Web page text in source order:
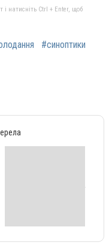
і натисніть Ctrl + Enter, щоб
#синоптики